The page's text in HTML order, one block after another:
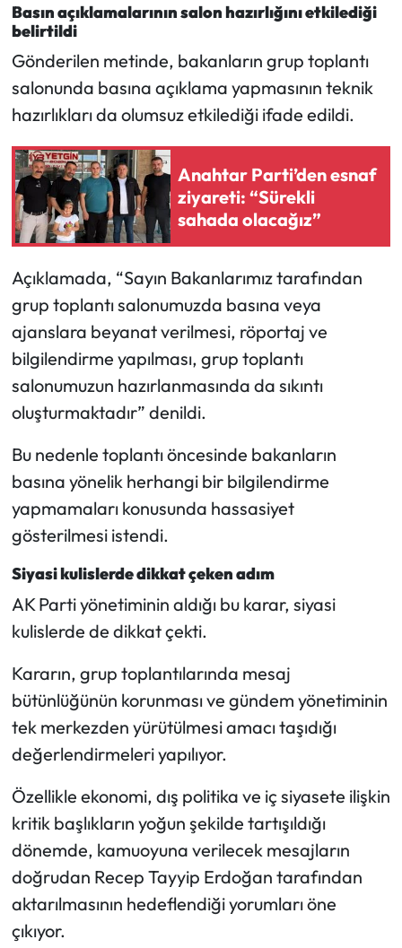
Basın açıklamalarının salon hazırlığını etkilediği
belirtildi
Gönderilen metinde, bakanların grup toplantı
salonunda basına açıklama yapmasının teknik
hazırlıkları da olumsuz etkilediği ifade edildi.
Anahtar Parti’den esnaf
ziyareti: “Sürekli
sahada olacağız”
Açıklamada, “Sayın Bakanlarımız tarafından
grup toplantı salonumuzda basına veya
ajanslara beyanat verilmesi, röportaj ve
bilgilendirme yapılması, grup toplantı
salonumuzun hazırlanmasında da sıkıntı
oluşturmaktadır” denildi.
Bu nedenle toplantı öncesinde bakanların
basına yönelik herhangi bir bilgilendirme
yapmamaları konusunda hassasiyet
gösterilmesi istendi.
Siyasi kulislerde dikkat çeken adım
AK Parti yönetiminin aldığı bu karar, siyasi
kulislerde de dikkat çekti.
Kararın, grup toplantılarında mesaj
bütünlüğünün korunması ve gündem yönetiminin
tek merkezden yürütülmesi amacı taşıdığı
değerlendirmeleri yapılıyor.
Özellikle ekonomi, dış politika ve iç siyasete ilişkin
kritik başlıkların yoğun şekilde tartışıldığı
dönemde, kamuoyuna verilecek mesajların
doğrudan Recep Tayyip Erdoğan tarafından
aktarılmasının hedeflendiği yorumları öne
çıkıyor.
Yayla Haber
Yemek Tarifleri
Yerel Haberler